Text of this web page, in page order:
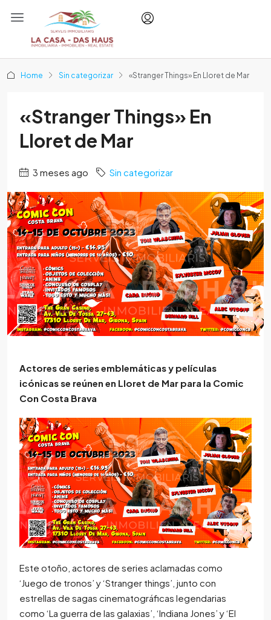
Home Sin categorizar «Stranger Things» En Lloret de Mar
«Stranger Things» En
Lloret de Mar
3 meses ago Sin categorizar
Actores de series emblemáticas y películas
icónicas se reúnen en Lloret de Mar para la Comic
Con Costa Brava
Este otoño, actores de series aclamadas como
‘Juego de tronos’ y ‘Stranger things’, junto con
estrellas de sagas cinematográficas legendarias
como ‘La guerra de las galaxias’, ‘Indiana Jones’ y ‘El